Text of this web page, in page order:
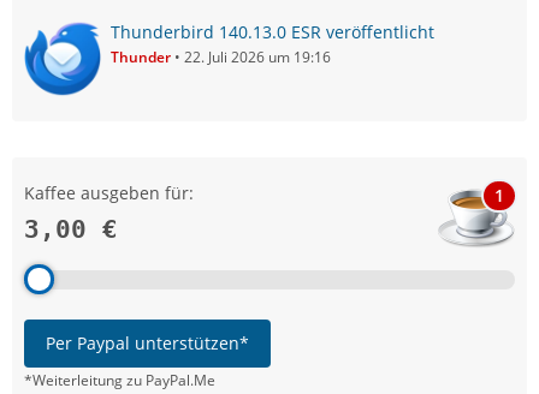
Thunderbird 140.13.0 ESR veröffentlicht
Thunder 22. Juli 2026 um 19:16
Kaffee ausgeben für:
3,00 €
1
Per Paypal unterstützen*
*Weiterleitung zu PayPal.Me